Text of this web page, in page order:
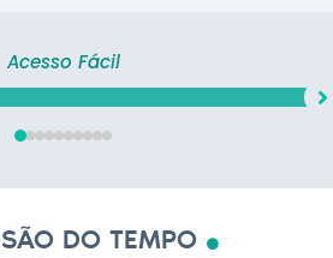
Acesso Fácil
DO TEMPO